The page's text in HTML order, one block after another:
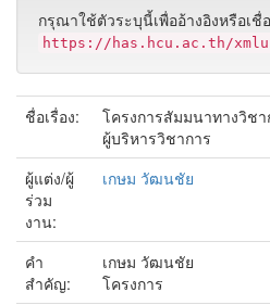
กรุณาใช้ตัวระบุนี้เพื่ออ้างอิงหรือเชื่
https://has.hcu.ac.th/
ชื่อเรื่อง:
โครงการสัมมนาทางวิช
ผู้บริหารวิชาการ
ผู้แต่ง/ผู้
ร่วม
งาน:
เกษม วัฒนชัย
คำ
สำคัญ:
เกษม วัฒนชัย
โครงการ